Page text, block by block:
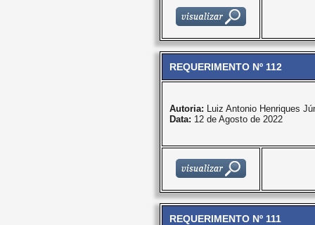
REQUERIMENTO Nº 112
Autoria: Luiz Antonio Henriques
Data: 12 de Agosto de 2022
REQUERIMENTO Nº 111